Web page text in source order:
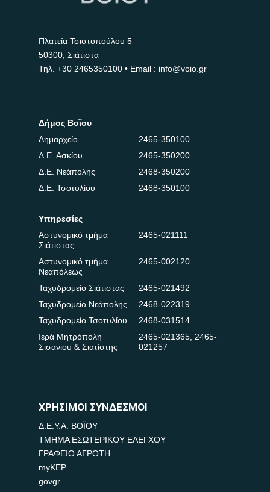
Πλατεία Τσιστοπούλου 5
50300, Σιάτιστα
Τηλ. +30 2465350100 • Email : info@voio.gr
Δήμος Βοΐου
Δημαρχείο
2465-350100
Δ.Ε. Ασκίου
2465-350200
Δ.Ε. Νεάπολης
2468-350200
Δ.Ε. Τσοτυλίου
2468-350100
Υπηρεσίες
Αστυνομικό τμήμα
Σιάτιστας
2465-021111
Αστυνομικό τμήμα
Νεαπόλεως
2465-002120
Ταχυδρομείο Σιάτιστας
2465-021492
Ταχυδρομείο Νεάπολης
2468-022319
Ταχυδρομείο Τσοτυλίου
2468-031514
Ιερά Μητρόπολη
Σισανίου & Σιατίστης
2465-021365, 2465-
021257
ΧΡΗΣΙΜΟΙ ΣΥΝΔΕΣΜΟΙ
Δ.Ε.Υ.Α. ΒΟΪΟΥ
ΤΜΗΜΑ ΕΣΩΤΕΡΙΚΟΥ ΕΛΕΓΧΟΥ
ΓΡΑΦΕΙΟ ΑΓΡΟΤΗ
myKEP
govgr